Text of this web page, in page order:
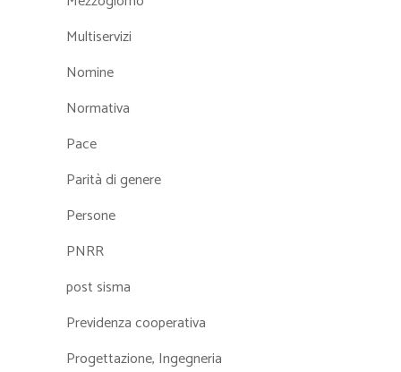
Multiservizi
Nomine
Normativa
Pace
Parità di genere
Persone
PNRR
post sisma
Previdenza cooperativa
Progettazione, Ingegneria